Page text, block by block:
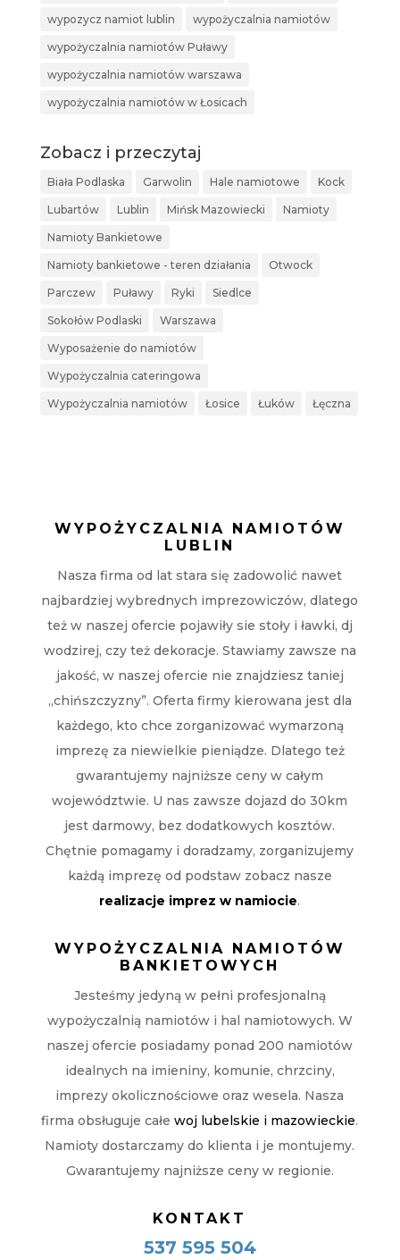
wypozycz namiot lublin wypożyczalnia namiotów
wypożyczalnia namiotów Puławy
wypożyczalnia namiotów warszawa
wypożyczalnia namiotów w Łosicach
Zobacz i przeczytaj
Biała Podlaska Garwolin Hale namiotowe Kock
Lubartów Lublin Mińsk Mazowiecki Namioty
Namioty Bankietowe
Namioty bankietowe - teren działania Otwock
Parczew Puławy Ryki Siedlce
Sokołów Podlaski Warszawa
Wyposażenie do namiotów
Wypożyczalnia cateringowa
Wypożyczalnia namiotów Łosice Łuków Łęczna
WYPOŻYCZALNIA NAMIOTÓW
LUBLIN
Nasza firma od lat stara się zadowolić nawet
najbardziej wybrednych imprezowiczów, dlatego
też w naszej ofercie pojawiły sie stoły i ławki, dj
wodzirej, czy też dekoracje. Stawiamy zawsze na
jakość, w naszej ofercie nie znajdziesz taniej
„chińszczyzny”. Oferta firmy kierowana jest dla
każdego, kto chce zorganizować wymarzoną
imprezę za niewielkie pieniądze. Dlatego też
gwarantujemy najniższe ceny w całym
województwie. U nas zawsze dojazd do 30km
jest darmowy, bez dodatkowych kosztów.
Chętnie pomagamy i doradzamy, zorganizujemy
każdą imprezę od podstaw zobacz nasze
realizacje imprez w namiocie.
WYPOŻYCZALNIA NAMIOTÓW
BANKIETOWYCH
Jesteśmy jedyną w pełni profesjonalną
wypożyczalnią namiotów i hal namiotowych. W
naszej ofercie posiadamy ponad 200 namiotów
idealnych na imieniny, komunie, chrzciny,
imprezy okolicznościowe oraz wesela. Nasza
firma obsługuje całewoj lubelskie i mazowieckie.
Namioty dostarczamy do klienta i je montujemy.
Gwarantujemy najniższe ceny w regionie.
KONTAKT
537 595 504